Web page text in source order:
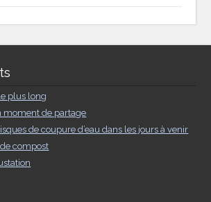
plus long
moment de partage
de coupure d’eau dans les jours à venir
compost